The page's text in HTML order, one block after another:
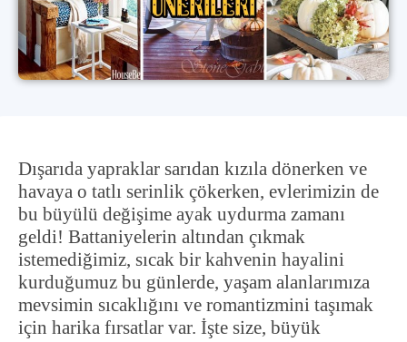
Dışarıda yapraklar sarıdan kızıla dönerken ve
havaya o tatlı serinlik çökerken, evlerimizin de
bu büyülü değişime ayak uydurma zamanı
geldi! Battaniyelerin altından çıkmak
istemediğimiz, sıcak bir kahvenin hayalini
kurduğumuz bu günlerde, yaşam alanlarımıza
mevsimin sıcaklığını ve romantizmini taşımak
için harika fırsatlar var. İşte size, büyük